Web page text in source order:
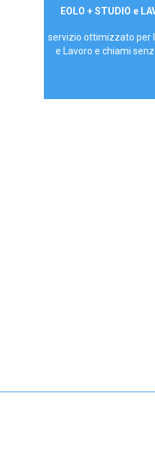
29,90€/mese
EOLO + STUDIO e
servizio ottimizzato per
e Lavoro e chiami